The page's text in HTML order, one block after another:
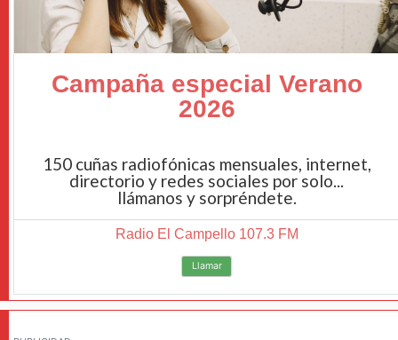
Campaña especial Verano
2026
150 cuñas radiofónicas mensuales, internet,
directorio y redes sociales por solo...
llámanos y sorpréndete.
Radio El Campello 107.3 FM
Llamar